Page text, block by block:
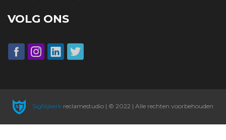
VOLG ONS
SigNijkerkreclamestudio | © 2022 | Alle rechten voorbehouden